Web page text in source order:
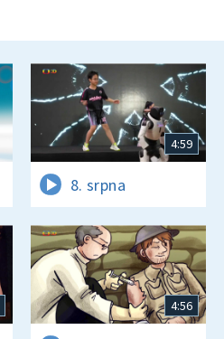
4:59
8. srpna
4:56